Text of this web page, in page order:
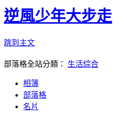
逆風少年大步走
跳到主文
部落格全站分類： 生活綜合
相簿
部落格
名片